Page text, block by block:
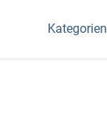
Kategorien